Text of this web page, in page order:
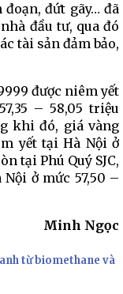
đứt gãy… đã
đầu tư, qua đó
tài sản đảm bảo,
được niêm yết
– 58,05 triệu
khi đó, giá vàng
yết tại Hà Nội ở
tại Phú Quý SJC,
ở mức 57,50 –
Minh Ngọc
từ biomethane và